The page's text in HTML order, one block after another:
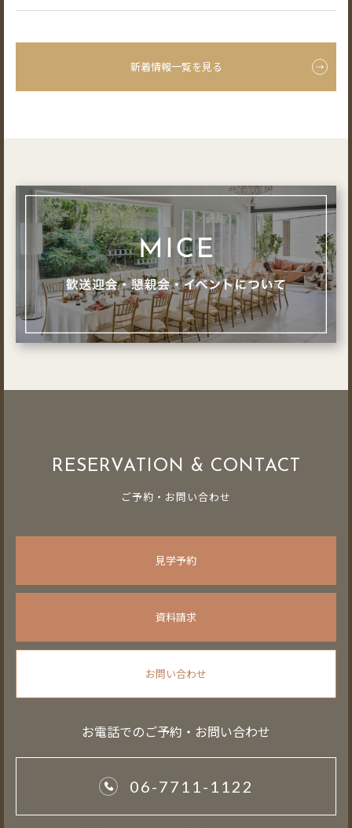
新着情報一覧を見る
RESERVATION & CONTACT
ご予約・お問い合わせ
見学予約
資料請求
お問い合わせ
お電話でのご予約・お問い合わせ
06-7711-1122